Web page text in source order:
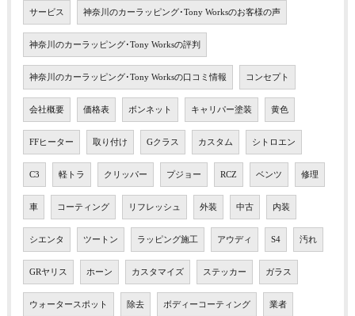
サービス 神奈川のカーラッピング･Tony Worksのお客様の声
神奈川のカーラッピング･Tony Worksの評判
神奈川のカーラッピング･Tony Worksの口コミ情報 コンセプト
会社概要 価格表 ボンネット キャリパー塗装 黄色
FFヒーター 取り付け Gクラス カスタム シトロエン
C3 軽トラ クリッパー プジョー RCZ ベンツ 修理
車 コーティング リフレッシュ 外装 中古 内装
シエンタ ツートン ラッピング施工 アウディ S4 汚れ
GRヤリス ホーン カスタマイズ ステッカー ガラス
ウォータースポット 除去 ボディーコーティング 業者